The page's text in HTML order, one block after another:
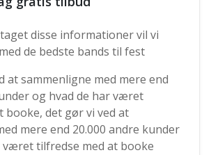
disse informationer vil vi
de bedste bands til fest
at sammenligne med mere end
og hvad de har været
booke, det gør vi ved at
mere end 20.000 andre kunder
været tilfredse med at booke